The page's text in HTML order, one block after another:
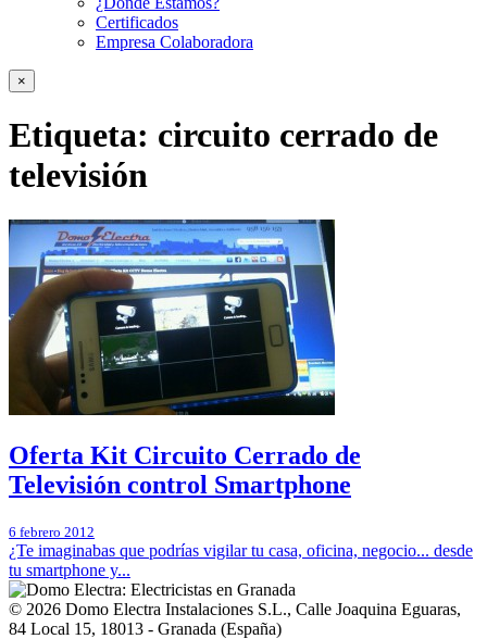
Certificados
Empresa Colaboradora
×
Etiqueta: circuito cerrado de
televisión
Oferta Kit Circuito Cerrado de
Televisión control Smartphone
6 febrero 2012
¿Te imaginabas que podrías vigilar tu casa, oficina, negocio... desde
tu smartphone y...
© 2026 Domo Electra Instalaciones S.L., Calle Joaquina Eguaras,
84 Local 15, 18013 - Granada (España)